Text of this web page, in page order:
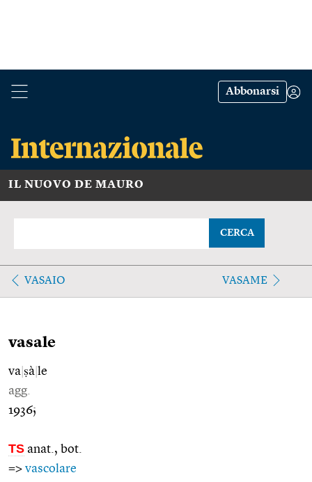
Abbonarsi
IL NUOVO DE MAURO
CERCA
VASAIO VASAME
vasale
va ṣà le
agg.
1936;
TS anat., bot.
=> vascolare